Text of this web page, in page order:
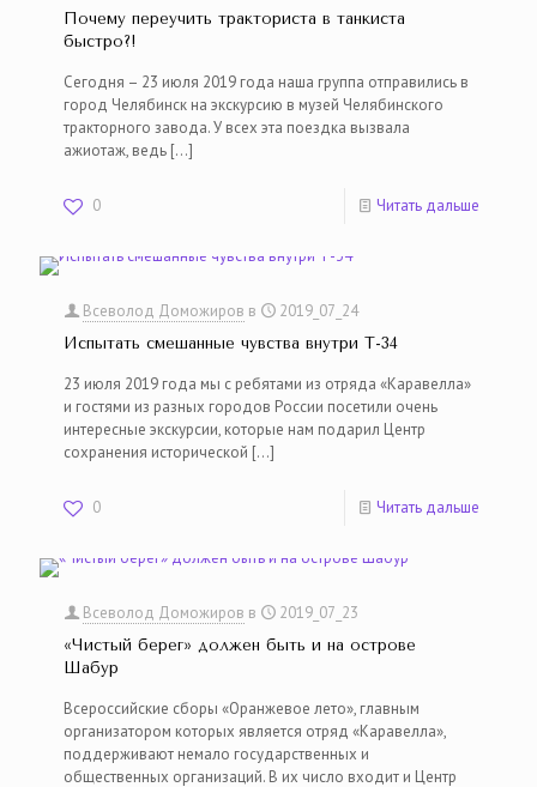
Почему переучить тракториста в танкиста
быстро?!
Сегодня – 23 июля 2019 года наша группа отправились в
город Челябинск на экскурсию в музей Челябинского
тракторного завода. У всех эта поездка вызвала
ажиотаж, ведь […]
0 Читать дальше
Всеволод Доможиров в 2019_07_24
Испытать смешанные чувства внутри Т-34
23 июля 2019 года мы с ребятами из отряда «Каравелла»
и гостями из разных городов России посетили очень
интересные экскурсии, которые нам подарил Центр
сохранения исторической […]
0 Читать дальше
Всеволод Доможиров в 2019_07_23
«Чистый берег» должен быть и на острове
Шабур
Всероссийские сборы «Оранжевое лето», главным
организатором которых является отряд «Каравелла»,
поддерживают немало государственных и
общественных организаций. В их число входит и Центр